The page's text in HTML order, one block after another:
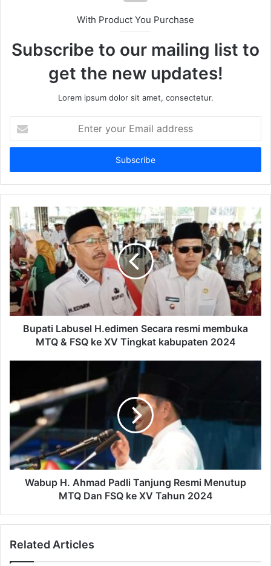
With Product You Purchase
Subscribe to our mailing list to
get the new updates!
Lorem ipsum dolor sit amet, consectetur.
your
Email
Bupati Labusel H.edimen Secara resmi membuka
MTQ & FSQ ke XV Tingkat kabupaten 2024
Wabup H. Ahmad Padli Tanjung Resmi Menutup
MTQ Dan FSQ ke XV Tahun 2024
Related Articles